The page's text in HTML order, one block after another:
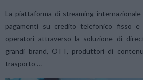
La piattaforma di streaming
pagamenti su credito telefonico fisso e
operatori attraverso la soluzione di
grandi brand, OTT, produttori di
trasporto …